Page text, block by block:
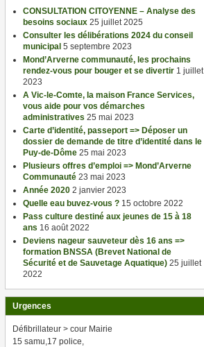
CONSULTATION CITOYENNE – Analyse des
besoins sociaux 25 juillet 2025
Consulter les délibérations 2024 du conseil
municipal 5 septembre 2023
Mond’Arverne communauté, les prochains
rendez-vous pour bouger et se divertir 1 juillet
2023
A Vic-le-Comte, la maison France Services,
vous aide pour vos démarches
administratives 25 mai 2023
Carte d’identité, passeport => Déposer un
dossier de demande de titre d’identité dans le
Puy-de-Dôme 25 mai 2023
Plusieurs offres d’emploi => Mond’Arverne
Communauté 23 mai 2023
Année 2020 2 janvier 2023
Quelle eau buvez-vous ? 15 octobre 2022
Pass culture destiné aux jeunes de 15 à 18
ans 16 août 2022
Deviens nageur sauveteur dès 16 ans =>
formation BNSSA (Brevet National de
Sécurité et de Sauvetage Aquatique) 25 juillet
2022
Urgences
Défibrillateur > cour Mairie
15 samu,17 police,